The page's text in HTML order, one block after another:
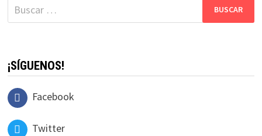
Buscar:
¡SÍGUENOS!
Facebook
Twitter